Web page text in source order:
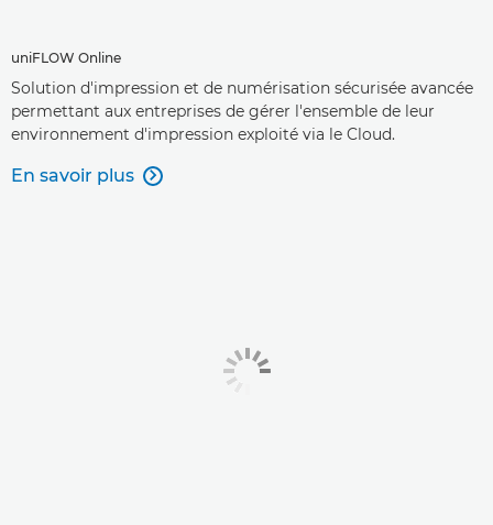
uniFLOW Online
Solution d'impression et de numérisation sécurisée avancée
permettant aux entreprises de gérer l'ensemble de leur
environnement d'impression exploité via le Cloud.
En savoir plus 